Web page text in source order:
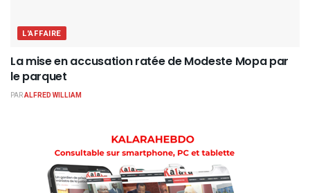
L'AFFAIRE
La mise en accusation ratée de Modeste Mopa par
le parquet
PARALFRED WILLIAM